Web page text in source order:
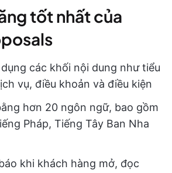
tốt nhất của
các khối nội dung như tiểu
vụ, điều khoản và điều kiện
hơn 20 ngôn ngữ, bao gồm
Pháp, Tiếng Tây Ban Nha
khi khách hàng mở, đọc